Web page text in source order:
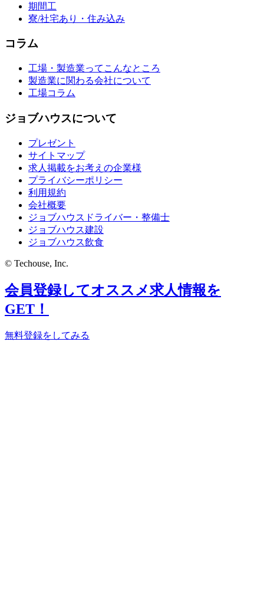
期間工
寮/社宅あり・住み込み
コラム
工場・製造業ってこんなところ
製造業に関わる会社について
工場コラム
ジョブハウスについて
プレゼント
サイトマップ
求人掲載をお考えの企業様
プライバシーポリシー
利用規約
会社概要
ジョブハウスドライバー・整備士
ジョブハウス建設
ジョブハウス飲食
© Techouse, Inc.
会員登録してオススメ求人情報を
GET！
無料登録をしてみる